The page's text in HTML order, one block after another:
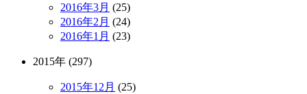
2016年3月 (25)
2016年2月 (24)
2016年1月 (23)
2015年 (297)
2015年12月 (25)